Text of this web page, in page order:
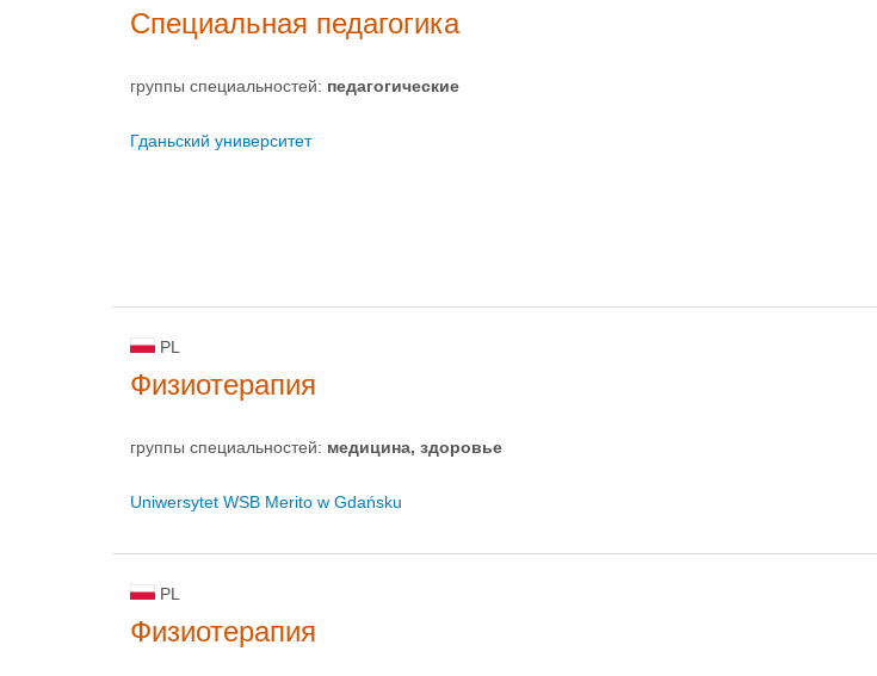
Специальная педагогика
группы специальностей: педагогические
Гданьский университет
PL
Физиотерапия
группы специальностей: медицина, здоровье
Uniwersytet WSB Merito w Gdańsku
PL
Физиотерапия